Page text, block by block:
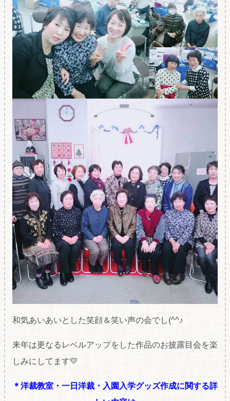
和気あいあいとした笑顔＆笑い声の会でし(^^♪
来年は更なるレベルアップをした作品のお披露目会を楽
しみにしてます💛
＊洋裁教室・一日洋裁・入園入学グッズ作成に関する詳